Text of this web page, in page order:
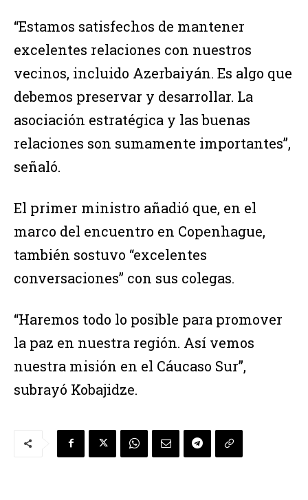
“Estamos satisfechos de mantener
excelentes relaciones con nuestros
vecinos, incluido Azerbaiyán. Es algo que
debemos preservar y desarrollar. La
asociación estratégica y las buenas
relaciones son sumamente importantes”,
señaló.
El primer ministro añadió que, en el
marco del encuentro en Copenhague,
también sostuvo “excelentes
conversaciones” con sus colegas.
“Haremos todo lo posible para promover
la paz en nuestra región. Así vemos
nuestra misión en el Cáucaso Sur”,
subrayó Kobajidze.